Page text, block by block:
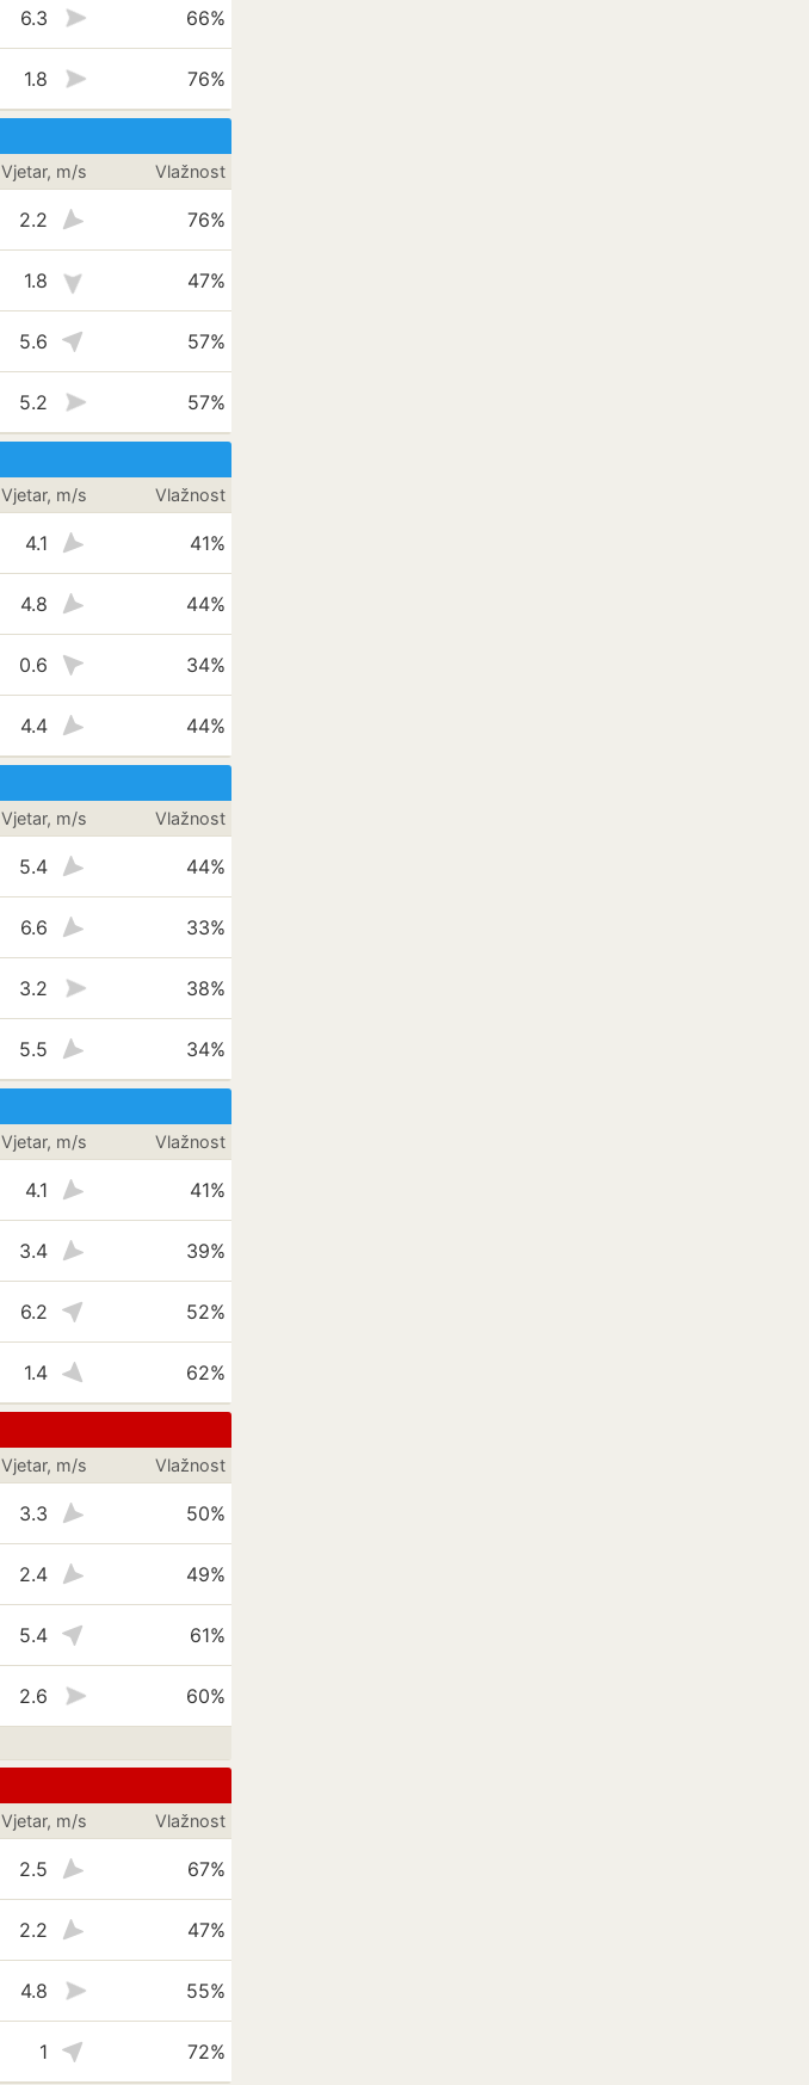
6.3 66%
1.8 76%
Vjetar, m/s Vlažnost
2.2 76%
1.8 47%
5.6 57%
5.2 57%
Vjetar, m/s Vlažnost
4.1 41%
4.8 44%
0.6 34%
4.4 44%
Vjetar, m/s Vlažnost
5.4 44%
6.6 33%
3.2 38%
5.5 34%
Vjetar, m/s Vlažnost
4.1 41%
3.4 39%
6.2 52%
1.4 62%
Vjetar, m/s Vlažnost
3.3 50%
2.4 49%
5.4 61%
2.6 60%
Vjetar, m/s Vlažnost
2.5 67%
2.2 47%
4.8 55%
1 72%